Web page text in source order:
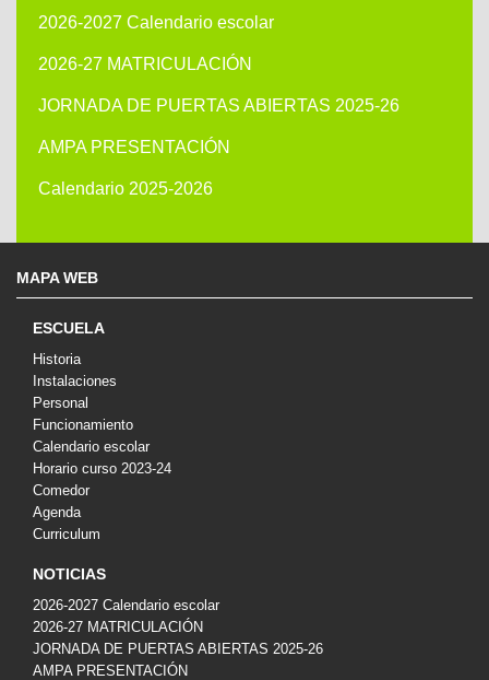
2026-2027 Calendario escolar
2026-27 MATRICULACIÓN
JORNADA DE PUERTAS ABIERTAS 2025-26
AMPA PRESENTACIÓN
Calendario 2025-2026
MAPA WEB
ESCUELA
Historia
Instalaciones
Personal
Funcionamiento
Calendario escolar
Horario curso 2023-24
Comedor
Agenda
Curriculum
NOTICIAS
2026-2027 Calendario escolar
2026-27 MATRICULACIÓN
JORNADA DE PUERTAS ABIERTAS 2025-26
AMPA PRESENTACIÓN